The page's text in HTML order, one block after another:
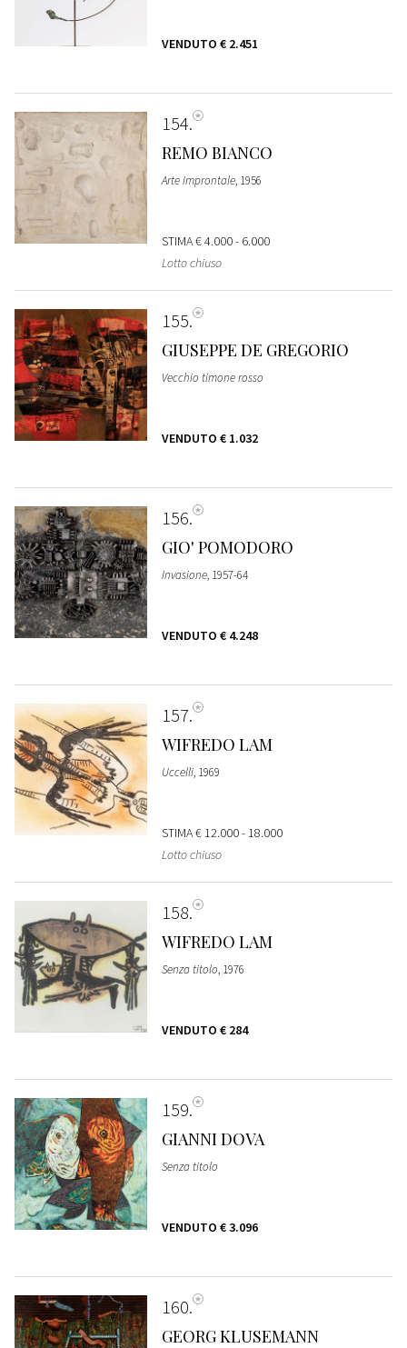
VENDUTO € 2.451
154
REMO BIANCO
Arte Improntale, 1956
STIMA€ 4.000 - 6.000
Lotto chiuso
155
GIUSEPPE DE GREGORIO
Vecchio timone rosso
VENDUTO € 1.032
156
GIO' POMODORO
Invasione, 1957-64
VENDUTO € 4.248
157
WIFREDO LAM
Uccelli, 1969
STIMA€ 12.000 - 18.000
Lotto chiuso
158
WIFREDO LAM
Senza titolo, 1976
VENDUTO € 284
159
GIANNI DOVA
Senza titolo
VENDUTO € 3.096
160
GEORG KLUSEMANN